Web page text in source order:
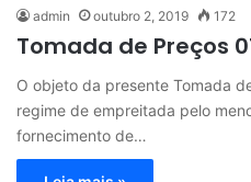
admin outubro 2, 2019 172
Tomada de Preços
O objeto da presente Tomada
regime de empreitada pelo
fornecimento de…